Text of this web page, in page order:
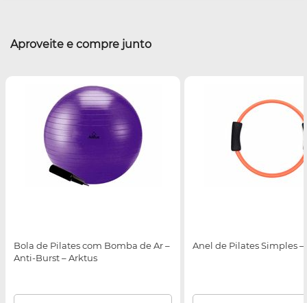
Aproveite e compre junto
Bola de Pilates com Bomba de Ar –
Anti-Burst – Arktus
Anel de Pilates Simples –